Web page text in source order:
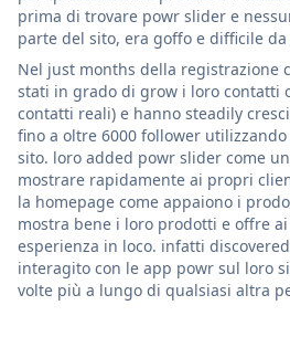
prima di trovare powr slider e
parte del sito, era goffo e difficile da
Nel just months della registrazione
stati in grado di grow i loro contatti
contatti reali) e hanno steadily
fino a oltre 6000 follower
sito. loro added powr slider come
mostrare rapidamente ai propri
la homepage come appaiono i
mostra bene i loro prodotti e offre
esperienza in loco. infatti
interagito con le app powr sul loro
volte più a lungo di qualsiasi altra